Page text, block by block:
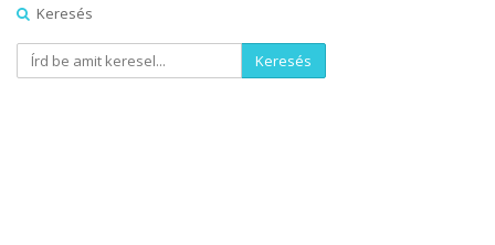
Keresés
Keresés